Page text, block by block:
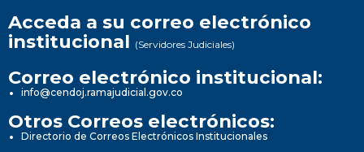
Acceda a su correo electrónico
institucional (Servidores Judiciales)
Correo electrónico institucional:
info@cendoj.ramajudicial.gov.co
Otros Correos electrónicos:
Directorio de Correos Electrónicos Institucionales